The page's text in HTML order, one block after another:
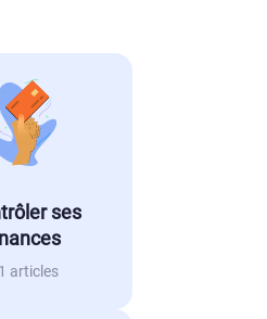
ses
articles